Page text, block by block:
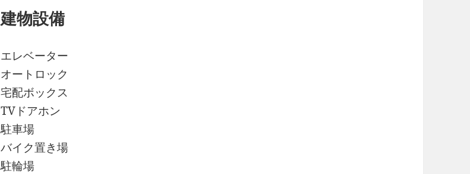
建物設備
エレベーター
オートロック
宅配ボックス
TVドアホン
駐車場
バイク置き場
駐輪場